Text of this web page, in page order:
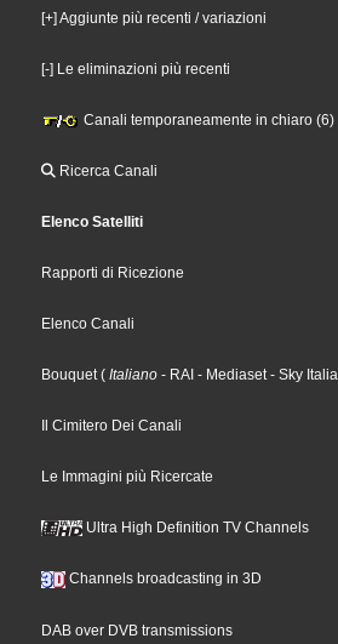
[+] Aggiunte più recenti / variazioni
[-] Le eliminazioni più recenti
Canali temporaneamente in chiaro (6)
Ricerca Canali
Elenco Satelliti
Rapporti di Ricezione
Elenco Canali
Bouquet ( Italiano - RAI - Mediaset - Sky Italia
Il Cimitero Dei Canali
Le Immagini più Ricercate
Ultra High Definition TV Channels
Channels broadcasting in 3D
DAB over DVB transmissions